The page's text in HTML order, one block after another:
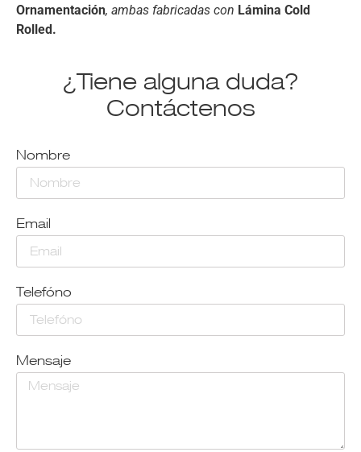
Ornamentación, ambas fabricadas con Lámina Cold
Rolled.
¿Tiene alguna duda?
Contáctenos
Nombre
Email
Telefóno
Mensaje